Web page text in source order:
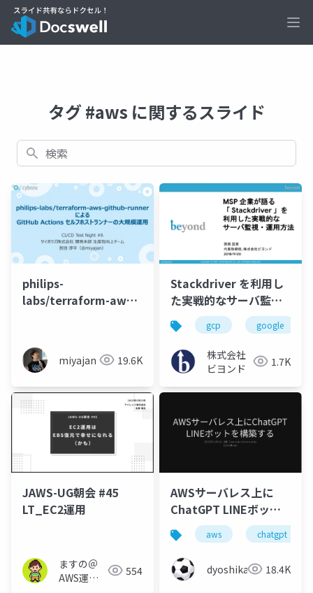
タグ #aws に関するスライド
検索
philips-
labs/terraform-aws-
ルフホストランナーの
大規模運用miyajan 19.6K
Stackdriver を利用し
た実戦的なサーバ監
視・運用方法
gcp google
株式会社
ビヨンド
1.7K
JAWS-UG朝会 #45
LT_EC2運用
ますの＠
AWS運用
554
AWSサーバレス上に
ChatGPT LINEボット
を構築する
aws chatgpt
dyoshikawa 18.4K